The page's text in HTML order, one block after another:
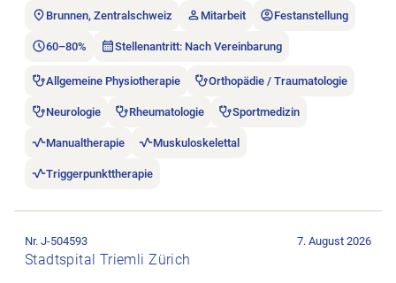
Brunnen, Zentralschweiz Mitarbeit Festanstellung
60–80% Stellenantritt: Nach Vereinbarung
Allgemeine Physiotherapie Orthopädie / Traumatologie
Neurologie Rheumatologie Sportmedizin
Manualtherapie Muskuloskelettal
Triggerpunkttherapie
Stadtspital Triemli Zürich
Nr. J-504593 7. August 2026